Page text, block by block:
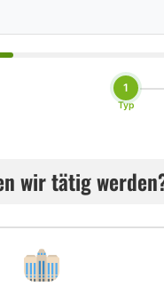
1
Typ
wir tätig